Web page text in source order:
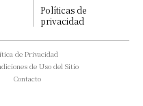
Políticas de
privacidad
de Privacidad
de Uso del Sitio
Contacto